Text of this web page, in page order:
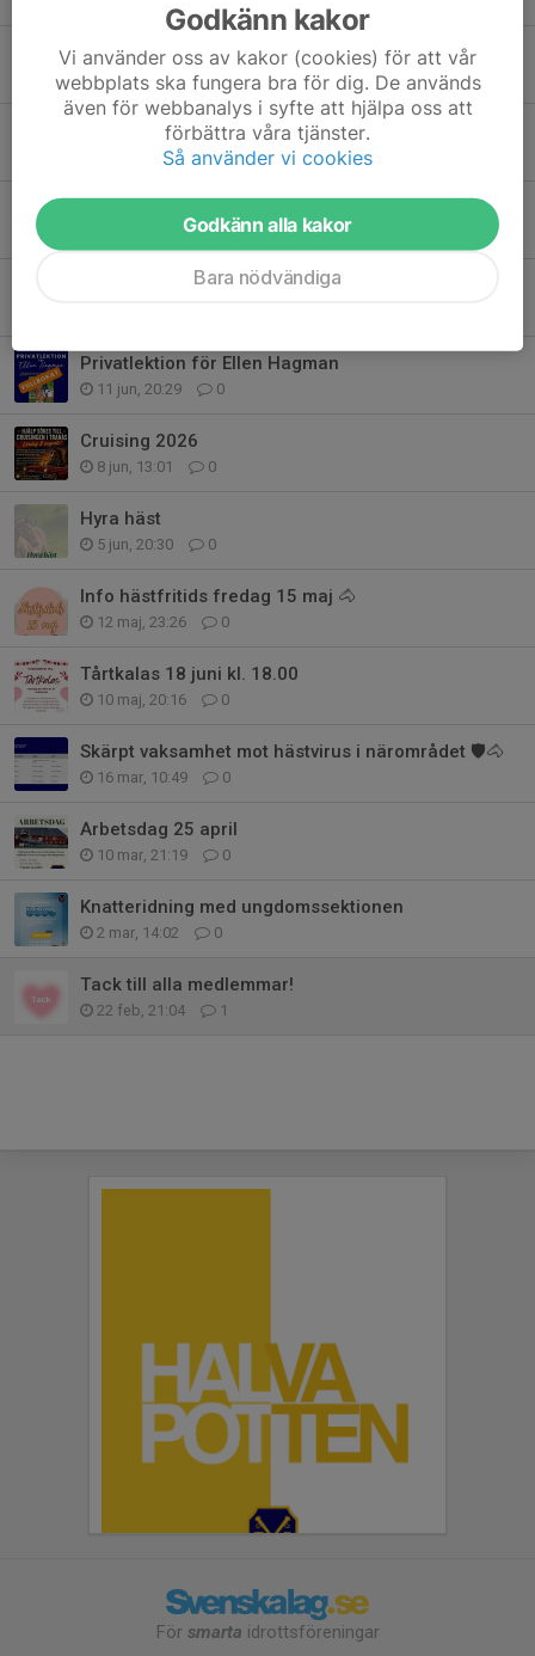
Öppen bana Staketträning
30 jul, 09:45 0
7 jul, 10:54 0
11 jun, 20:42 0
WE-Ridlektion
Privatlektion för Ellen Hagman
11 jun, 20:29 0
Cruising 2026
8 jun, 13:01 0
Hyra häst
5 jun, 20:30 0
Info hästfritids fredag 15 maj 🐴
12 maj, 23:26 0
Tårtkalas 18 juni kl. 18.00
10 maj, 20:16 0
Skärpt vaksamhet mot hästvirus i närområdet 🛡️🐴
16 mar, 10:49 0
Arbetsdag 25 april
10 mar, 21:19 0
Knatteridning med ungdomssektionen
2 mar, 14:02 0
Tack till alla medlemmar!
22 feb, 21:04 1
För smarta idrottsföreningar
Godkänn kakor
Vi använder oss av kakor (cookies) för att vår
webbplats ska fungera bra för dig. De används
även för webbanalys i syfte att hjälpa oss att
förbättra våra tjänster.
Så använder vi cookies
Godkänn alla kakor
Bara nödvändiga